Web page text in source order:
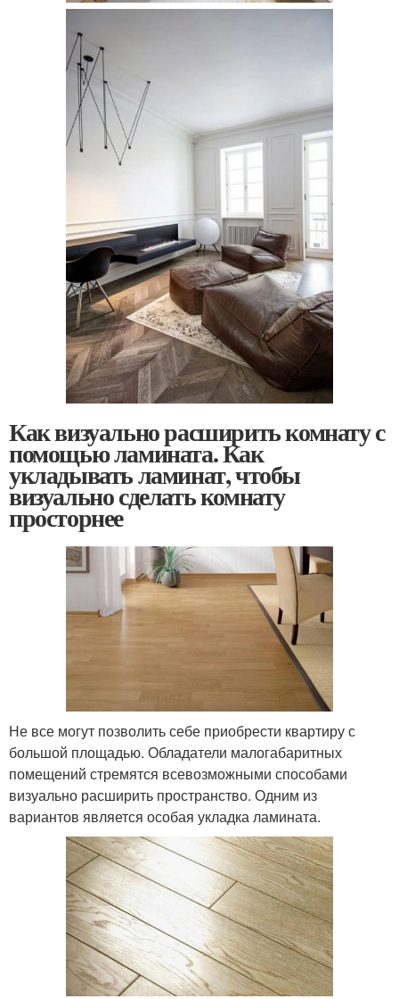
Как визуально расширить комнату с
помощью ламината. Как
укладывать ламинат, чтобы
визуально сделать комнату
просторнее
Не все могут позволить себе приобрести квартиру с
большой площадью. Обладатели малогабаритных
помещений стремятся всевозможными способами
визуально расширить пространство. Одним из
вариантов является особая укладка ламината.